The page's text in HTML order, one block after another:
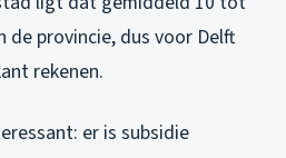
de provincie, dus voor Delft
rekenen.
er is subsidie